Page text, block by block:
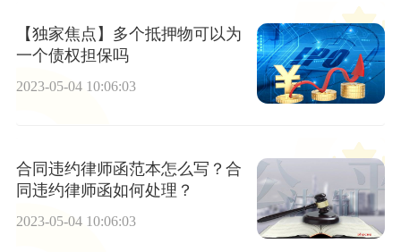
【独家焦点】多个抵押物可以为
一个债权担保吗
2023-05-04 10:06:03
合同违约律师函范本怎么写？合
同违约律师函如何处理？
2023-05-04 10:06:03